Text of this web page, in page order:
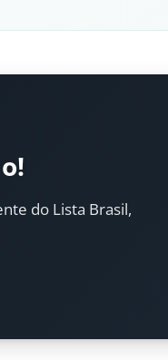
do Lista Brasil,